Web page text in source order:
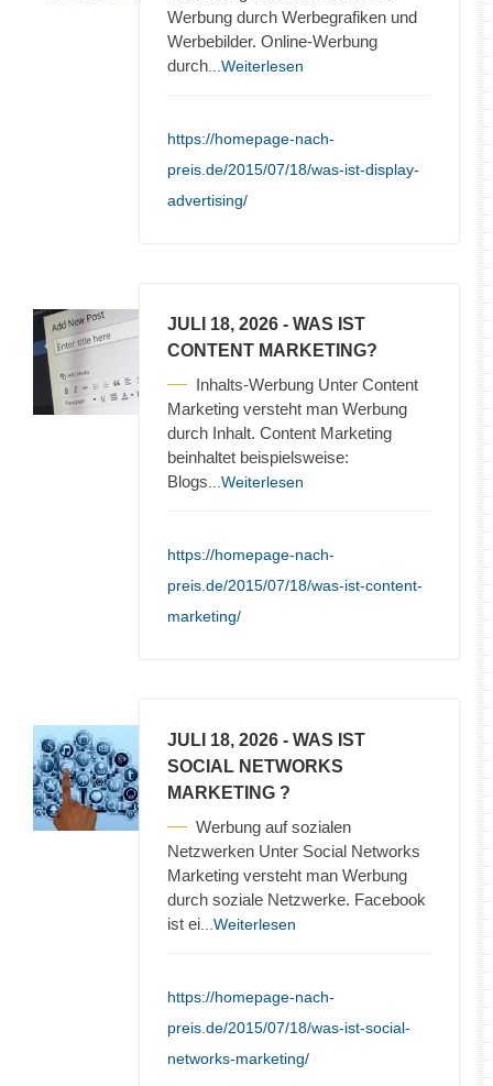
Werbung durch Werbegrafiken und
Werbebilder. Online-Werbung
durch ...Weiterlesen
https://homepage-nach-
preis.de/2015/07/18/was-ist-display-
advertising/
JULI 18, 2026 - WAS IST
CONTENT MARKETING?
Inhalts-Werbung Unter Content
Marketing versteht man Werbung
durch Inhalt. Content Marketing
beinhaltet beispielsweise:
Blogs ...Weiterlesen
https://homepage-nach-
preis.de/2015/07/18/was-ist-content-
marketing/
JULI 18, 2026 - WAS IST
SOCIAL NETWORKS
MARKETING ?
Werbung auf sozialen
Netzwerken Unter Social Networks
Marketing versteht man Werbung
durch soziale Netzwerke. Facebook
ist ei ...Weiterlesen
https://homepage-nach-
preis.de/2015/07/18/was-ist-social-
networks-marketing/